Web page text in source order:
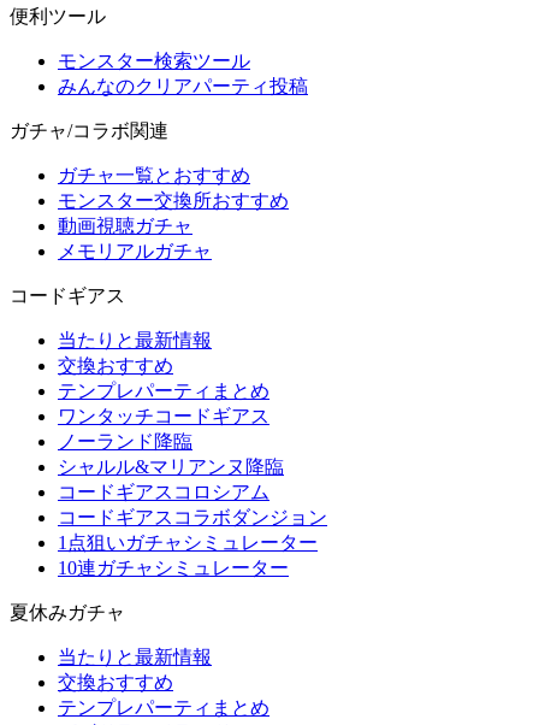
便利ツール
モンスター検索ツール
みんなのクリアパーティ投稿
ガチャ/コラボ関連
ガチャ一覧とおすすめ
モンスター交換所おすすめ
動画視聴ガチャ
メモリアルガチャ
コードギアス
当たりと最新情報
交換おすすめ
テンプレパーティまとめ
ワンタッチコードギアス
ノーランド降臨
シャルル&マリアンヌ降臨
コードギアスコロシアム
コードギアスコラボダンジョン
1点狙いガチャシミュレーター
10連ガチャシミュレーター
夏休みガチャ
当たりと最新情報
交換おすすめ
テンプレパーティまとめ